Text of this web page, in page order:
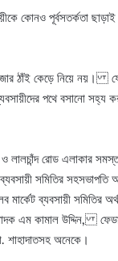
কোনও পূর্বসতর্কতা
ঠাঁই কেড়ে নিয়ে নয়।
পথে বসানো সহ্য
লালচাঁন্দ রোড এলাকার
সমিতির সহসভাপতি
ব্যবসায়ী সমিতির
এম কামাল উদ্দিন,
অনেকে।